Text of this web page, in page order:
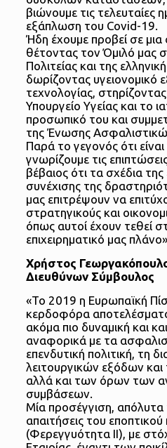
βιώνουμε τις τελευταίες
εξάπλωση του Covid-19.
Ήδη έχουμε προβεί σε
θέτοντας τον Όμιλό μας
Πολιτείας και της
δωρίζοντας υγειονομικό
τεχνολογίας,
Υπουργείο Υγείας και το
προσωπικό του και
της Ένωσης
Παρά το γεγονός ότι
γνωρίζουμε τις
βέβαιος ότι τα σχέδια της
συνέχισης της
μας επιτρέψουν να
στρατηγικούς και
όπως αυτοί έχουν τεθεί
επιχειρηματικό μας
Χρήστος
Διευθύνων Σύμβουλος
«Το 2019 η Ευρωπαϊκή
κερδοφόρα
ακόμα πιο δυναμική και
αναφορικά με τα
επενδυτική πολιτική, τη
λειτουργικών εξόδων
αλλά και των όρων των
συμβάσεων.
Μία προσέγγιση, απόλυτα
απαιτήσεις του εποπτικού
(Φερεγγυότητα ΙΙ), με